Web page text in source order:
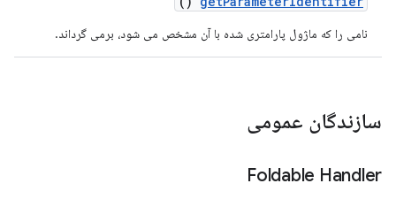
نامی را که ماژول پارامتری شده با آن مشخص می شود، برمی گرداند.
سازندگان عمومی
Foldable Handler